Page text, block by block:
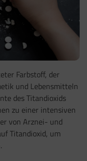
Farbstoff, der
und Lebensmitteln
des Titandioxids
zu einer intensiven
von Arznei- und
Titandioxid, um